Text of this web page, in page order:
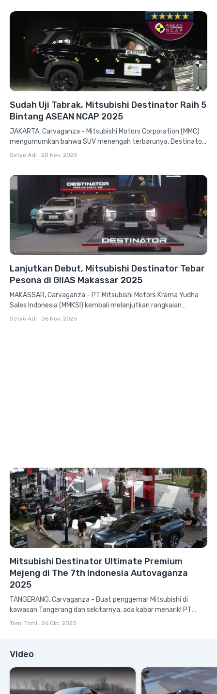
Sudah Uji Tabrak, Mitsubishi Destinator Raih 5
Bintang ASEAN NCAP 2025
JAKARTA, Carvaganza - Mitsubishi Motors Corporation (MMC)
mengumumkan bahwa SUV menengah terbarunya, Destinator,
sukses memperoleh nilai maksimal bintang lima dalam...
Setyo Adi . 20 Nov, 2025
Lanjutkan Debut, Mitsubishi Destinator Tebar
Pesona di GIIAS Makassar 2025
MAKASSAR, Carvaganza - PT Mitsubishi Motors Krama Yudha
Sales Indonesia (MMKSI) kembali melanjutkan rangkaian
partisipasinya dalam pameran otomotif regional Gaikindo...
Setyo Adi . 06 Nov, 2025
Mitsubishi Destinator Ultimate Premium
Mejeng di The 7th Indonesia Autovaganza
2025
TANGERANG, Carvaganza - Buat penggemar Mitsubishi di
kawasan Tangerang dan sekitarnya, ada kabar menarik! PT
Mitsubishi Motors Krama Yudha Sales...
Tomi Tomi . 26 Okt, 2025
Video